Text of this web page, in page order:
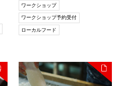
ワークショップ
ワークショップ予約受付
ローカルフード